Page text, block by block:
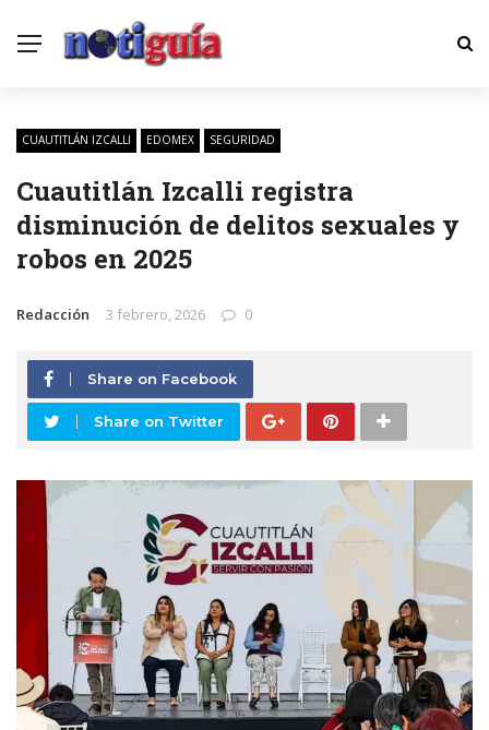
CUAUTITLÁN IZCALLI EDOMEX SEGURIDAD
Cuautitlán Izcalli registra
disminución de delitos sexuales y
robos en 2025
Redacción 3 febrero, 2026 0
Share on Facebook
Share on Twitter